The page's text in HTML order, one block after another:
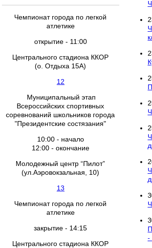
Чемпионат города по легкой
атлетике
открытие - 11:00
Центрального стадиона ККОР
(о. Отдыха 15А)
12
Муниципальный этап
Всероссийских спортивных
соревнований школьников города
"Президентские состязания"
10:00 - начало
12:00 - окончание
Молодежный центр “Пилот”
(ул.Аэровокзальная, 10)
13
Чемпионат города по легкой
атлетике
закрытие - 14:15
Центрального стадиона ККОР
-